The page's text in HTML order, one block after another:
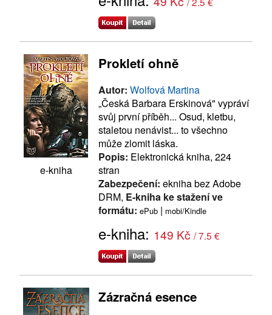
e-kniha
Prokletí ohně
Autor: Wolfová Martina
„Česká Barbara Erskinová" vypráví
svůj první příběh... Osud, kletbu,
staletou nenávist... to všechno
může zlomit láska.
Popis: Elektronická kniha, 224
stran
Zabezpečení: ekniha bez Adobe
DRM, E-kniha ke stažení ve
formátu: ePub | mobi/Kindle
e-kniha: 149 Kč / 7.5 €
Zázračná esence